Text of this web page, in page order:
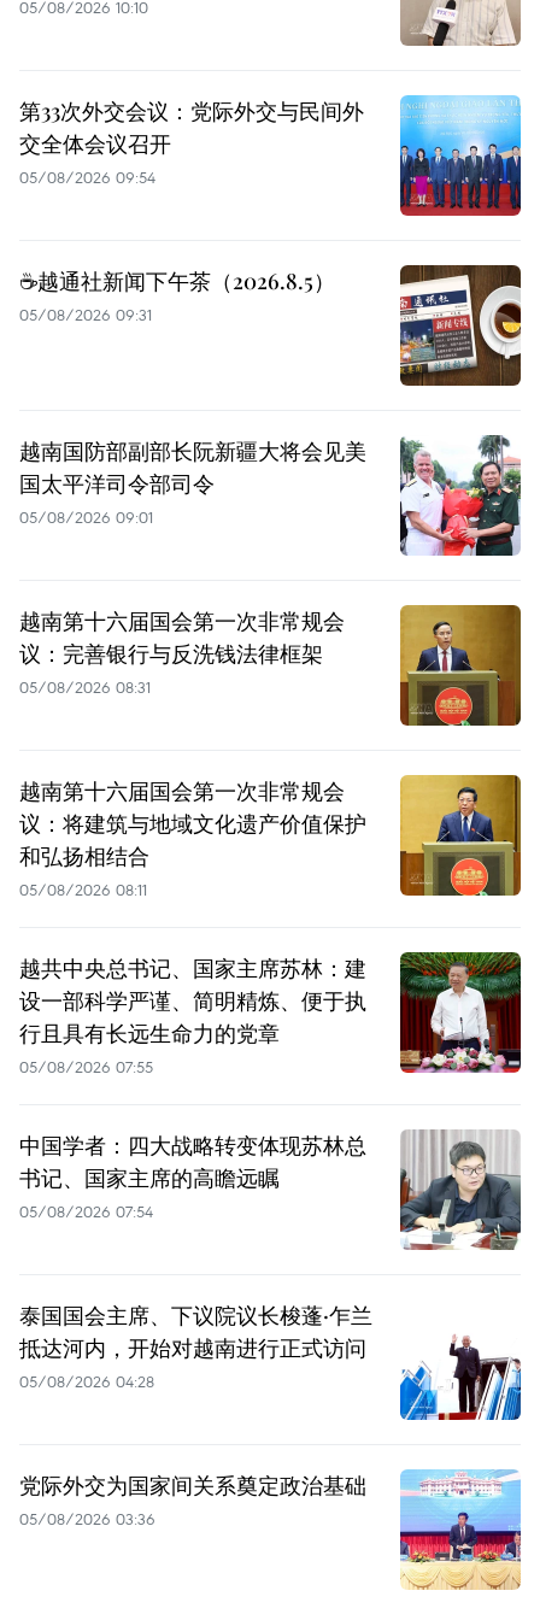
05/08/2026 10:10
第33次外交会议：党际外交与民间外
交全体会议召开
05/08/2026 09:54
☕️越通社新闻下午茶（2026.8.5）
05/08/2026 09:31
越南国防部副部长阮新疆大将会见美
国太平洋司令部司令
05/08/2026 09:01
越南第十六届国会第一次非常规会
议：完善银行与反洗钱法律框架
05/08/2026 08:31
越南第十六届国会第一次非常规会
议：将建筑与地域文化遗产价值保护
和弘扬相结合
05/08/2026 08:11
越共中央总书记、国家主席苏林：建
设一部科学严谨、简明精炼、便于执
行且具有长远生命力的党章
05/08/2026 07:55
中国学者：四大战略转变体现苏林总
书记、国家主席的高瞻远瞩
05/08/2026 07:54
泰国国会主席、下议院议长梭蓬·乍兰
抵达河内，开始对越南进行正式访问
05/08/2026 04:28
党际外交为国家间关系奠定政治基础
05/08/2026 03:36